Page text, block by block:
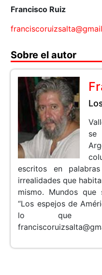
Francisco Ruiz
Sobre el autor
escritos en
irrealidades que
mismo. Mundos
“Los espejos de
lo que